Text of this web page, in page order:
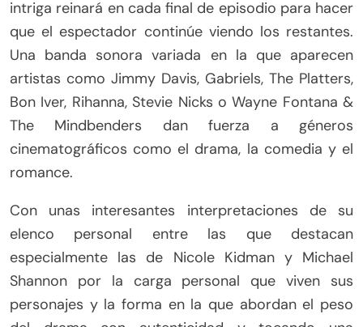
intriga reinará en cada final de episodio para hacer
que el espectador continúe viendo los restantes.
Una banda sonora variada en la que aparecen
artistas como Jimmy Davis, Gabriels, The Platters,
Bon Iver, Rihanna, Stevie Nicks o Wayne Fontana &
The Mindbenders dan fuerza a géneros
cinematográficos como el drama, la comedia y el
romance.
Con unas interesantes interpretaciones de su
elenco personal entre las que destacan
especialmente las de Nicole Kidman y Michael
Shannon por la carga personal que viven sus
personajes y la forma en la que abordan el peso